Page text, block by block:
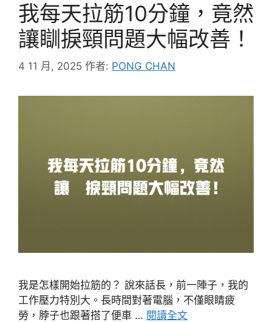
我每天拉筋10分鐘，竟然
讓瞓捩頸問題大幅改善！
4 11 月, 2025 作者: PONG CHAN
我是怎樣開始拉筋的？ 說來話長，前一陣子，我的
工作壓力特別大。長時間對著電腦，不僅眼睛疲
勞，脖子也跟著搭了便車 … 閱讀全文